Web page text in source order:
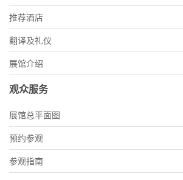
推荐酒店
翻译及礼仪
展馆介绍
观众服务
展馆总平面图
预约参观
参观指南